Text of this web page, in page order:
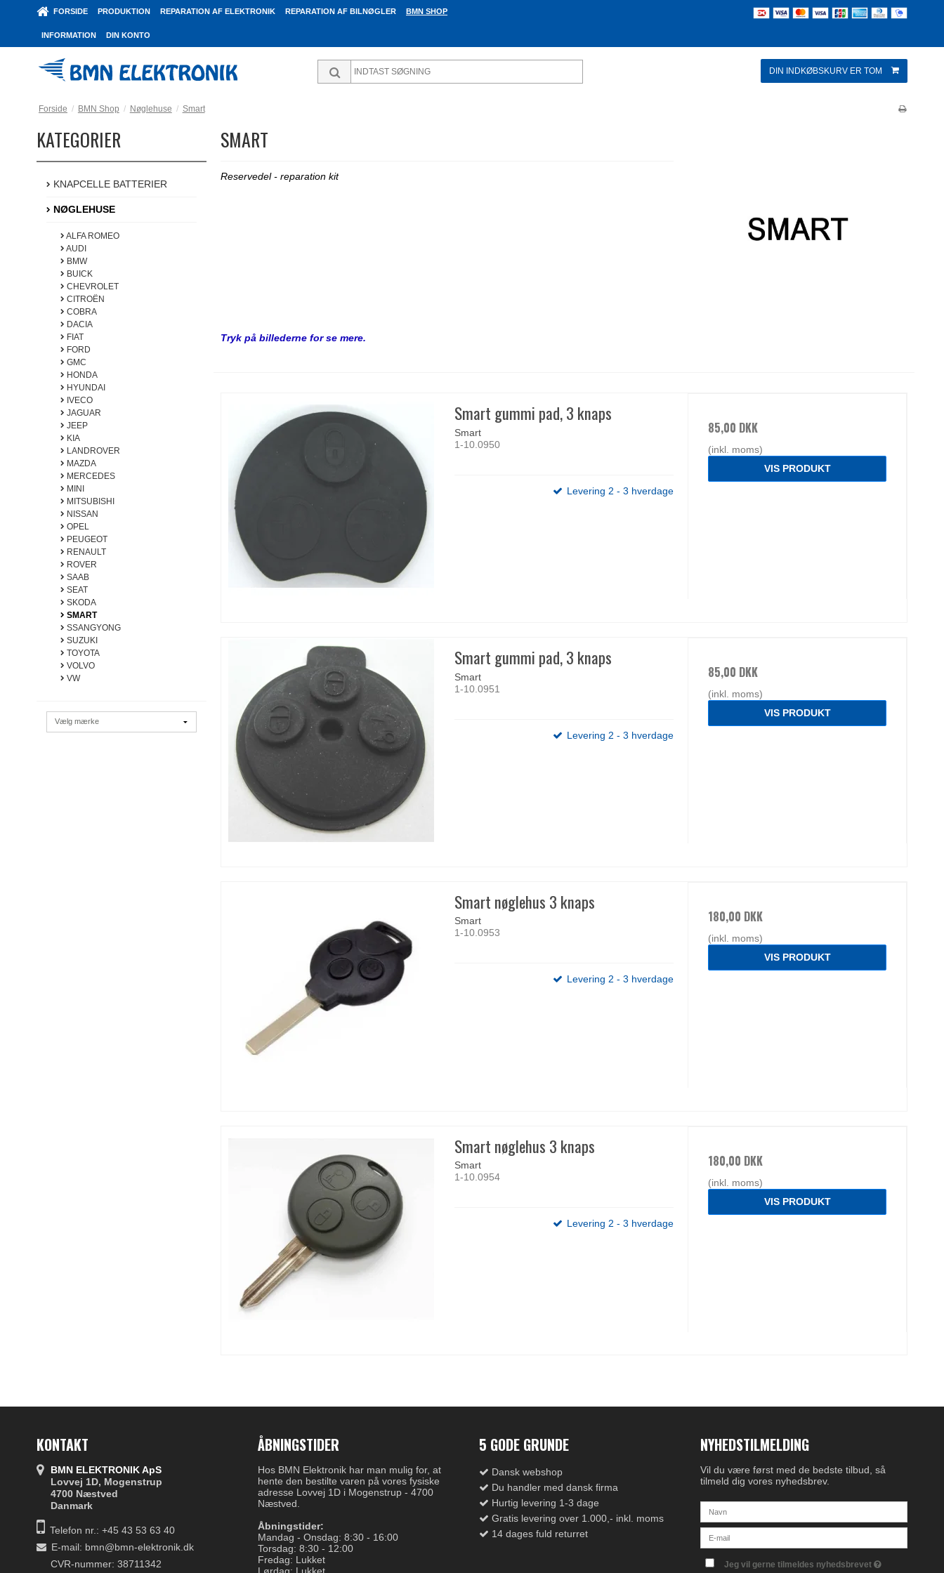
FORSIDE PRODUKTION REPARATION AF ELEKTRONIK REPARATION AF BILNØGLER BMN SHOP
INFORMATION DIN KONTO
DIN INDKØBSKURV ER TOM
Forside / BMN Shop / Nøglehuse / Smart
KATEGORIER
KNAPCELLE BATTERIER
NØGLEHUSE
ALFA ROMEO
AUDI
BMW
BUICK
CHEVROLET
CITROËN
COBRA
DACIA
FIAT
FORD
GMC
HONDA
HYUNDAI
IVECO
JAGUAR
JEEP
KIA
LANDROVER
MAZDA
MERCEDES
MINI
MITSUBISHI
NISSAN
OPEL
PEUGEOT
RENAULT
ROVER
SAAB
SEAT
SKODA
SMART
SSANGYONG
SUZUKI
TOYOTA
VOLVO
VW
SMART
Reservedel - reparation kit
Tryk på billederne for se mere.
Smart gummi pad, 3 knaps
Smart
1-10.0950
Levering 2 - 3 hverdage
85,00 DKK
(inkl. moms)
VIS PRODUKT
Smart gummi pad, 3 knaps
Smart
1-10.0951
Levering 2 - 3 hverdage
85,00 DKK
(inkl. moms)
VIS PRODUKT
Smart nøglehus 3 knaps
Smart
1-10.0953
Levering 2 - 3 hverdage
180,00 DKK
(inkl. moms)
VIS PRODUKT
Smart nøglehus 3 knaps
Smart
1-10.0954
Levering 2 - 3 hverdage
180,00 DKK
(inkl. moms)
VIS PRODUKT
KONTAKT
BMN ELEKTRONIK ApS
Lovvej 1D, Mogenstrup
4700 Næstved
Danmark
Telefon nr.: +45 43 53 63 40
E-mail: bmn@bmn-elektronik.dk
CVR-nummer: 38711342
ÅBNINGSTIDER
Hos BMN Elektronik har man mulig for, at
hente den bestilte varen på vores fysiske
adresse Lovvej 1D i Mogenstrup - 4700
Næstved.
Åbningstider:
Mandag - Onsdag: 8:30 - 16:00
Torsdag: 8:30 - 12:00
Fredag: Lukket
5 GODE GRUNDE
Dansk webshop
Du handler med dansk firma
Hurtig levering 1-3 dage
Gratis levering over 1.000,- inkl. moms
14 dages fuld returret
NYHEDSTILMELDING
Vil du være først med de bedste tilbud, så
tilmeld dig vores nyhedsbrev.
Jeg vil gerne tilmeldes nyhedsbrevet